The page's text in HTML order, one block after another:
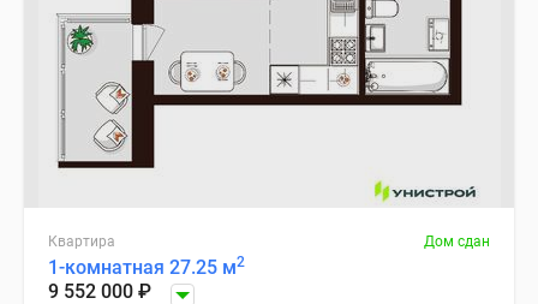
Квартира Дом сдан
1-комнатная 27.25 м2
9 552 000 ₽